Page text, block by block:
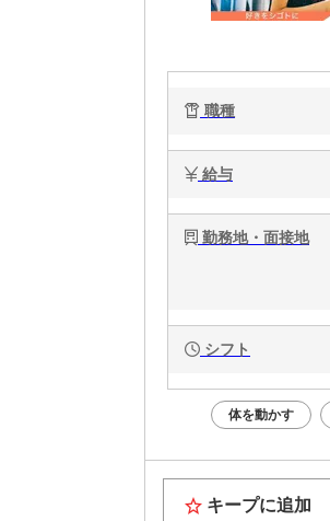
職種
給与
勤務地・面接地
シフト
体を動かす
キープに追加